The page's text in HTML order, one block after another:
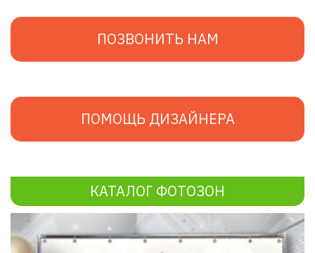
ПОЗВОНИТЬ НАМ
ПОМОЩЬ ДИЗАЙНЕРА
КАТАЛОГ ФОТОЗОН